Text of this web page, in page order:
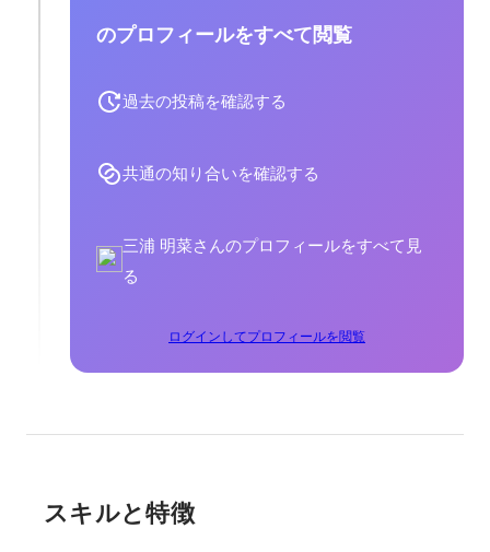
のプロフィールをすべて閲覧
過去の投稿を確認する
共通の知り合いを確認する
三浦 明菜さんのプロフィールをすべて見
る
ログインしてプロフィールを閲覧
スキルと特徴